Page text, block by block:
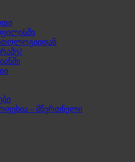
– მწვრთნელი